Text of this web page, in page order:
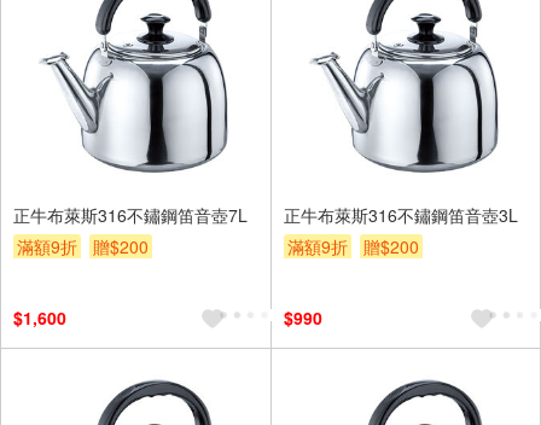
正牛布萊斯316不鏽鋼笛音壺7L
滿額9折
贈$200
$1,600
正牛布萊斯316不鏽鋼笛音壺3L
滿額9折
贈$200
$990